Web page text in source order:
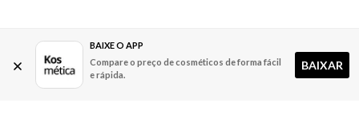
BAIXE O APP
Compare o preço de cosméticos de forma fácil
e rápida.
BAIXAR